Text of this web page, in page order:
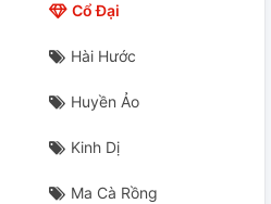
Cổ Đại
Hài Hước
Huyền Ảo
Kinh Dị
Ma Cà Rồng